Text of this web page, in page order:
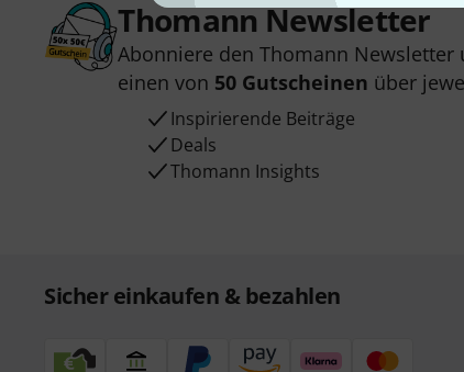
Thomann Newsletter
Abonniere den Thomann
einen von 50 Gutscheinen über
Inspirierende Beiträge
Deals
Thomann Insights
Sicher einkaufen & bezahlen